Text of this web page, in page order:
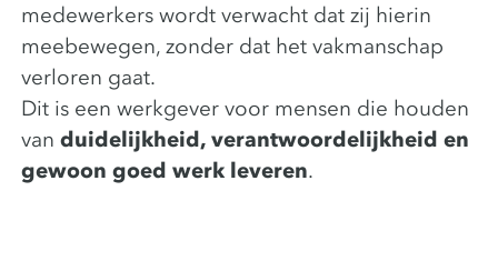
medewerkers wordt verwacht dat zij hierin
meebewegen, zonder dat het vakmanschap
verloren gaat.
Dit is een werkgever voor mensen die houden
vanduidelijkheid, verantwoordelijkheid en
gewoon goed werk leveren.